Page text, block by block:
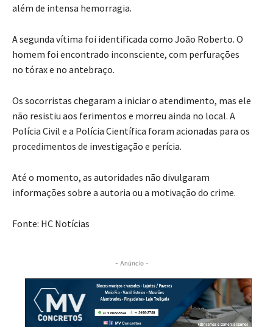
além de intensa hemorragia.
A segunda vítima foi identificada como João Roberto. O
homem foi encontrado inconsciente, com perfurações
no tórax e no antebraço.
Os socorristas chegaram a iniciar o atendimento, mas ele
não resistiu aos ferimentos e morreu ainda no local. A
Polícia Civil e a Polícia Científica foram acionadas para os
procedimentos de investigação e perícia.
Até o momento, as autoridades não divulgaram
informações sobre a autoria ou a motivação do crime.
Fonte: HC Notícias
- Anúncio -